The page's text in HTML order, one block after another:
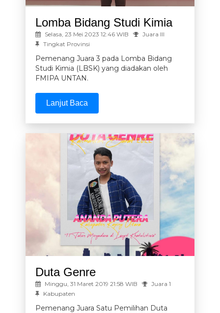
Lomba Bidang Studi Kimia
Selasa, 23 Mei 2023 12:46 WIB
Juara III
Tingkat Provinsi
Pemenang Juara 3 pada Lomba Bidang
Studi Kimia (LBSK) yang diadakan oleh
FMIPA UNTAN.
Lanjut Baca
Duta Genre
Minggu, 31 Maret 2019 21:58 WIB
Juara 1
Kabupaten
Pemenang Juara Satu Pemilihan Duta